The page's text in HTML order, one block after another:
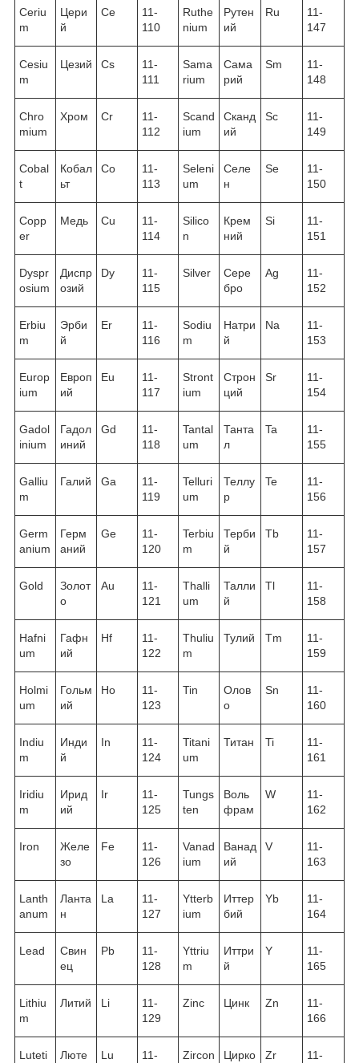
Ceriu
m
Цери
й
Ce
11-
110
Ruthe
nium
Рутен
ий
Ru
11-
147
Cesiu
m
Цезий Cs
11-
111
Sama
rium
Сама
рий
Sm
11-
148
Chro
mium
Хром Cr
11-
112
Scand
ium
Сканд
ий
Sc
11-
149
Cobal
t
Кобал
ьт
Co
11-
113
Seleni
um
Селе
н
Se
11-
150
Copp
er
Медь Cu
11-
114
Silico
n
Крем
ний
Si
11-
151
Dyspr
osium
Диспр
озий
Dy
11-
115
Silver
Сере
бро
Ag
11-
152
Erbiu
m
Эрби
й
Er
11-
116
Sodiu
m
Натри
й
Na
11-
153
Europ
ium
Европ
ий
Eu
11-
117
Stront
ium
Строн
ций
Sr
11-
154
Gadol
inium
Гадол
иний
Gd
11-
118
Tantal
um
Танта
л
Ta
11-
155
Galliu
m
Галий Ga
11-
119
Telluri
um
Теллу
р
Te
11-
156
Germ
anium
Герм
аний
Ge
11-
120
Terbiu
m
Терби
й
Tb
11-
157
Gold
Золот
о
Au
11-
121
Thalli
um
Талли
й
Tl
11-
158
Hafni
um
Гафн
ий
Hf
11-
122
Thuliu
m
Тулий Tm
11-
159
Holmi
um
Гольм
ий
Ho
11-
123
Tin
Олов
о
Sn
11-
160
Indiu
m
Инди
й
In
11-
124
Titani
um
Титан Ti
11-
161
Iridiu
m
Ирид
ий
Ir
11-
125
Tungs
ten
Воль
фрам
W
11-
162
Iron
Желе
зо
Fe
11-
126
Vanad
ium
Ванад
ий
V
11-
163
Lanth
anum
Ланта
н
La
11-
127
Ytterb
ium
Иттер
бий
Yb
11-
164
Lead
Свин
ец
Pb
11-
128
Yttriu
m
Иттри
й
Y
11-
165
Lithiu
m
Литий Li
11-
129
Zinc Цинк Zn
11-
166
Luteti
Люте
Lu
11-
Zircon
Цирко
Zr
11-